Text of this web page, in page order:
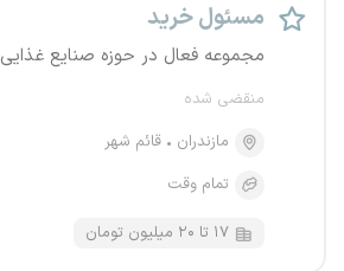
مسئول خرید
مجموعه فعال در حوزه صنایع غذایی
منقضی شده
مازندران
قائم شهر
تمام وقت
۱۷ تا ۲۰ میلیون تومان